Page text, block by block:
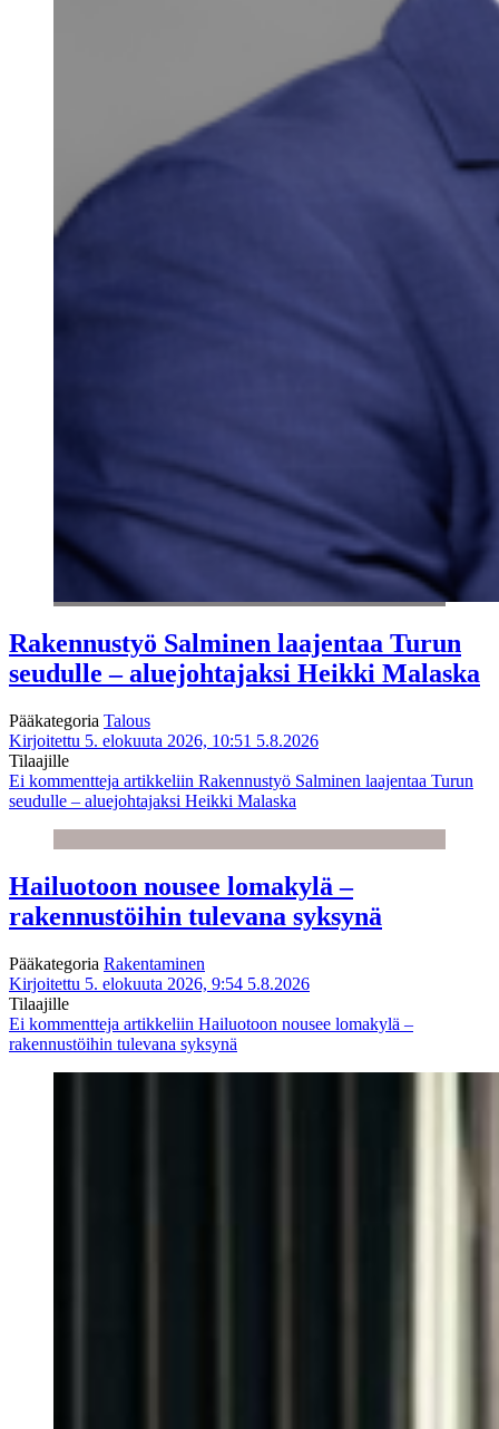
Rakennustyö Salminen laajentaa Turun
seudulle – aluejohtajaksi Heikki Malaska
Pääkategoria Talous
Kirjoitettu 5. elokuuta 2026, 10:51 5.8.2026
Tilaajille
Ei kommentteja artikkeliin Rakennustyö Salminen laajentaa Turun
seudulle – aluejohtajaksi Heikki Malaska
Hailuotoon nousee lomakylä –
rakennustöihin tulevana syksynä
Pääkategoria Rakentaminen
Kirjoitettu 5. elokuuta 2026, 9:54 5.8.2026
Tilaajille
Ei kommentteja artikkeliin Hailuotoon nousee lomakylä –
rakennustöihin tulevana syksynä